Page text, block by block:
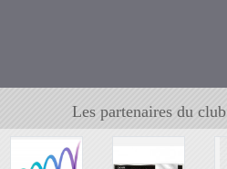
Les partenaires du club